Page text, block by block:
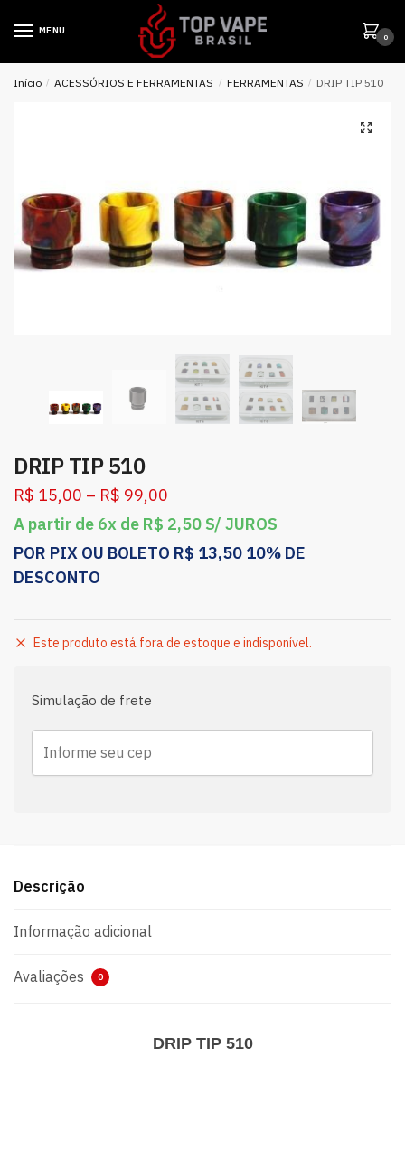
MENU
0
Início / ACESSÓRIOS E FERRAMENTAS / FERRAMENTAS / DRIP TIP 510
DRIP TIP 510
R$ 15,00 – R$ 99,00
A partir de 6x de R$ 2,50 S/ JUROS
POR PIX OU BOLETO R$ 13,50 10% DE
DESCONTO
Este produto está fora de estoque e indisponível.
Simulação de frete
Descrição
Informação adicional
Avaliações 0
DRIP TIP 510​